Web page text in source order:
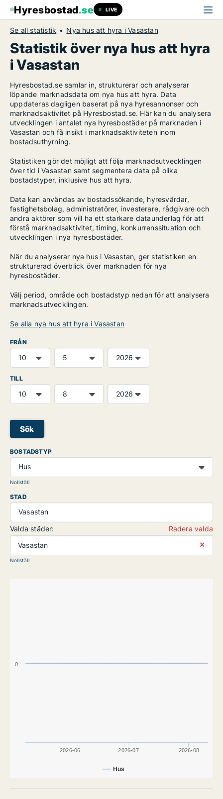
Hyresbostad.se LIVE
Se all statistik Nya hus att hyra i Vasastan
Statistik över nya hus att hyra
i Vasastan
Hyresbostad.se samlar in, strukturerar och analyserar
löpande marknadsdata om nya hus att hyra. Data
uppdateras dagligen baserat på nya hyresannonser och
marknadsaktivitet på Hyresbostad.se. Här kan du analysera
utvecklingen i antalet nya hyresbostäder på marknaden i
Vasastan och få insikt i marknadsaktiviteten inom
bostadsuthyrning.
Statistiken gör det möjligt att följa marknadsutvecklingen
över tid i Vasastan samt segmentera data på olika
bostadstyper, inklusive hus att hyra.
Data kan användas av bostadssökande, hyresvärdar,
fastighetsbolag, administratörer, investerare, rådgivare och
andra aktörer som vill ha ett starkare dataunderlag för att
förstå marknadsaktivitet, timing, konkurrenssituation och
utvecklingen i nya hyresbostäder.
När du analyserar nya hus i Vasastan, ger statistiken en
strukturerad överblick över marknaden för nya
hyresbostäder.
Välj period, område och bostadstyp nedan för att analysera
marknadsutvecklingen.
Se alla nya hus att hyra i Vasastan
FRÅN
TILL
Sök
BOSTADSTYP
Hus
Nollställ
STAD
Vasastan
Valda städer:
Radera valda
Vasastan
⨯
Nollställ
Hus
2026-06 2026-07 2026-08
0